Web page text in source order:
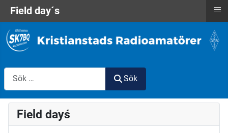
Sök
Sök
Field dayś
Field day´s ≡